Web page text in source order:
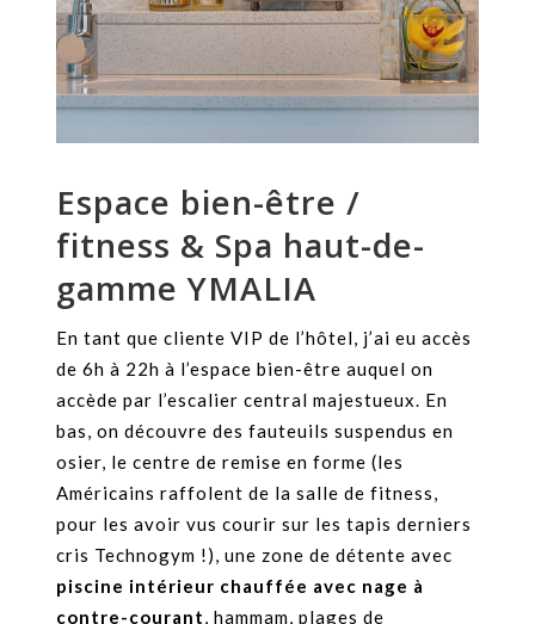
Espace bien-être /
fitness & Spa haut-de-
gamme YMALIA
En tant que cliente VIP de l’hôtel, j’ai eu accès
de 6h à 22h à l’espace bien-être auquel on
accède par l’escalier central majestueux. En
bas, on découvre des fauteuils suspendus en
osier, le centre de remise en forme (les
Américains raffolent de la salle de fitness,
pour les avoir vus courir sur les tapis derniers
cris Technogym !), une zone de détente avec
piscine intérieur chauffée avec nage à
contre-courant, hammam, plages de